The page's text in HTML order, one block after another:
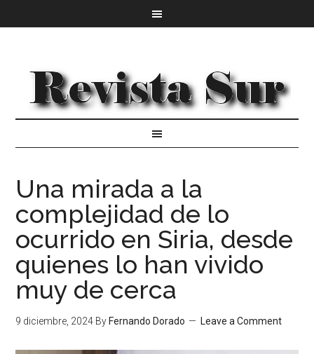
Una mirada a la
complejidad de lo
ocurrido en Siria, desde
quienes lo han vivido
muy de cerca
9 diciembre, 2024 By Fernando Dorado Leave a Comment